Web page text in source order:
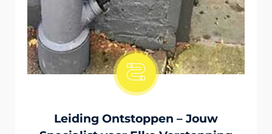
Onstopping Van Wc-Tiolet